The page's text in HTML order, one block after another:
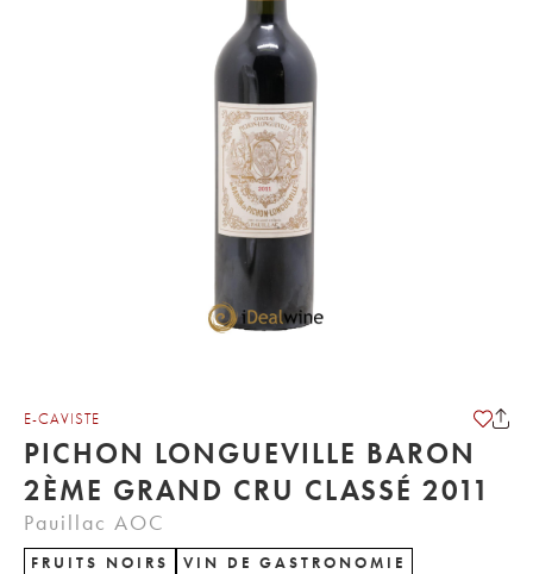
E-CAVISTE
PICHON LONGUEVILLE BARON
2ÈME GRAND CRU CLASSÉ 2011
Pauillac AOC
FRUITS NOIRS
VIN DE GASTRONOMIE